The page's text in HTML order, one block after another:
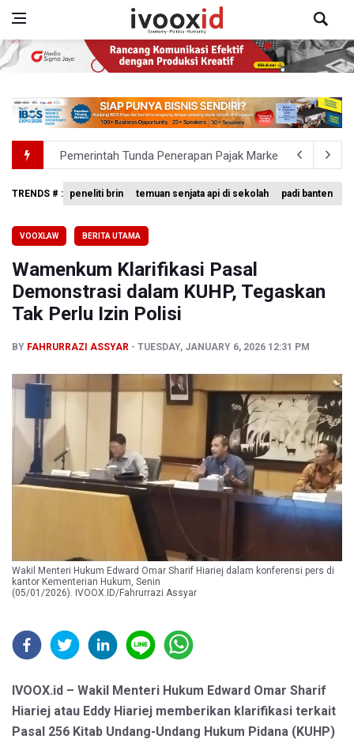
Pemerintah Tunda Penerapan Pajak Marketplace, DJP:
Holiday Inn Express Jakarta Menteng Dukung Program
995 Senjata Api Ditemukan di Sekolah Swasta di
Pemerintah Gelar Operasi Modifikasi Cuaca Percepat
Swiss-Belcourt Bogor Hadirkan Promo "Merdeka
TRENDS # : peneliti brin temuan senjata api di sekolah padi banten
VOOXLAW BERITA UTAMA
Wamenkum Klarifikasi Pasal
Demonstrasi dalam KUHP, Tegaskan
Tak Perlu Izin Polisi
BY FAHRURRAZI ASSYAR TUESDAY, JANUARY 6, 2026 12:31 PM
Wakil Menteri Hukum Edward Omar Sharif Hiariej dalam konferensi pers di
kantor Kementerian Hukum, Senin
(05/01/2026). IVOOX.ID/Fahrurrazi Assyar
IVOOX.id – Wakil Menteri Hukum Edward Omar Sharif
Hiariej atau Eddy Hiariej memberikan klarifikasi terkait
Pasal 256 Kitab Undang-Undang Hukum Pidana (KUHP)